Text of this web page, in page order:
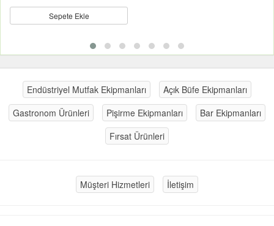
Sepete Ekle
Endüstriyel Mutfak Ekipmanları
Açık Büfe Ekipmanları
Gastronom Ürünleri
Pişirme Ekipmanları
Bar Ekipmanları
Fırsat Ürünleri
Müşteri Hizmetleri İletişim